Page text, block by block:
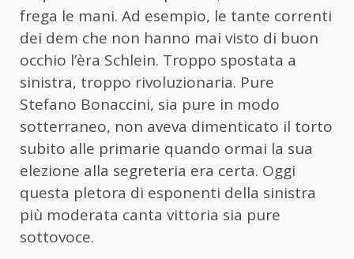
frega le mani. Ad esempio, le tante correnti
dei dem che non hanno mai visto di buon
occhio l’èra Schlein. Troppo spostata a
sinistra, troppo rivoluzionaria. Pure
Stefano Bonaccini, sia pure in modo
sotterraneo, non aveva dimenticato il torto
subito alle primarie quando ormai la sua
elezione alla segreteria era certa. Oggi
questa pletora di esponenti della sinistra
più moderata canta vittoria sia pure
sottovoce.